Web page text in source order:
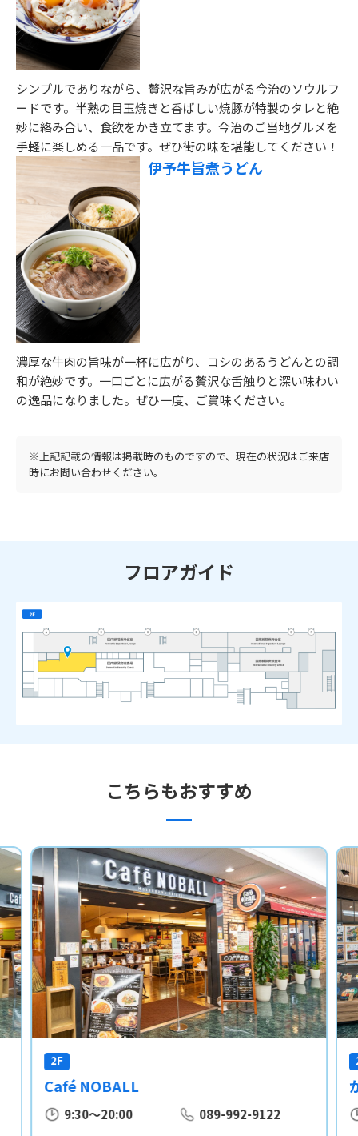
シンプルでありながら、贅沢な旨みが広がる今治のソウルフ
ードです。半熟の目玉焼きと香ばしい焼豚が特製のタレと絶
妙に絡み合い、食欲をかき立てます。今治のご当地グルメを
手軽に楽しめる一品です。ぜひ街の味を堪能してください！
伊予牛旨煮うどん
濃厚な牛肉の旨味が一杯に広がり、コシのあるうどんとの調
和が絶妙です。一口ごとに広がる贅沢な舌触りと深い味わい
の逸品になりました。ぜひ一度、ご賞味ください。
※上記記載の情報は掲載時のものですので、現在の状況はご来店
時にお問い合わせください。
フロアガイド
こちらもおすすめ
2F
Café NOBALL
9:30～20:00
089-992-9122